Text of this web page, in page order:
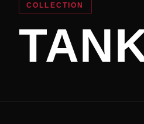
COLLECTION